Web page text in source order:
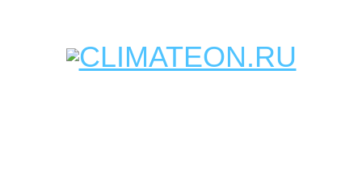
Кондиционеры и сплит-системы, газовые котлы,